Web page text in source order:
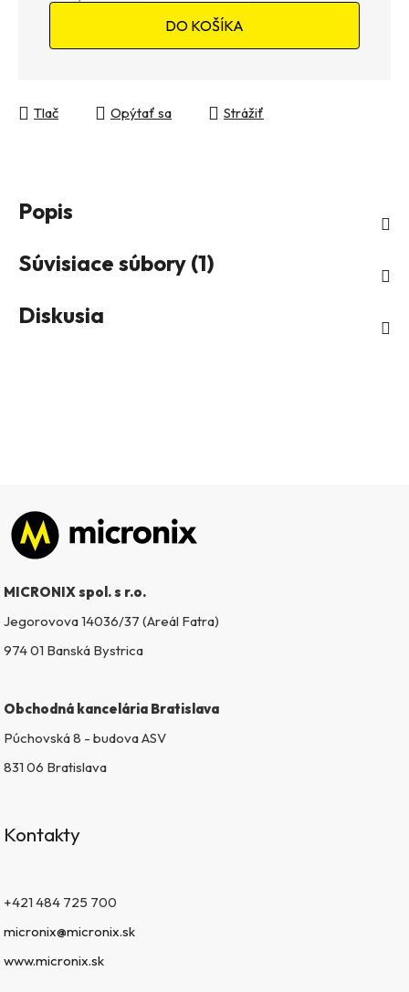
DO KOŠÍKA
Tlač Opýtať sa Strážiť
Popis
Súvisiace súbory (1)
Diskusia
Zápätie
MICRONIX spol. s r.o.
Jegorovova 14036/37 (Areál Fatra)
974 01 Banská Bystrica
Obchodná kancelária Bratislava
Púchovská 8 - budova ASV
831 06 Bratislava
Kontakty
+421 484 725 700
micronix@micronix.sk
www.micronix.sk